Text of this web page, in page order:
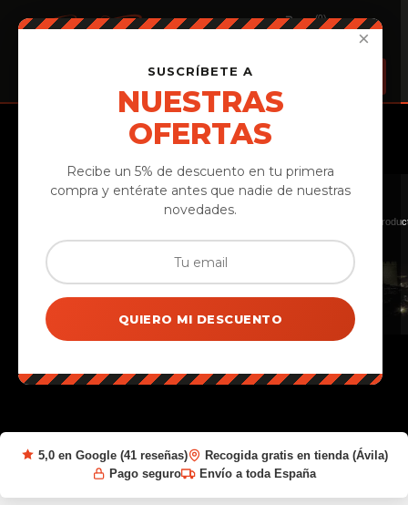
×
SUSCRÍBETE A
NUESTRAS
OFERTAS
Recibe un 5% de descuento en tu primera
compra y entérate antes que nadie de nuestras
novedades.
QUIERO MI DESCUENTO
(0)
Personaliza Tu Cesta Regalo
El sabor auténtico de Ávila, en tu mesa
Quesos, embutidos ibéricos, vinos DOP Cebreros y miel de pequeños
5,0 en Google (41 reseñas)
Recogida gratis en tienda (Ávila)
Pago seguro
Envío a toda España